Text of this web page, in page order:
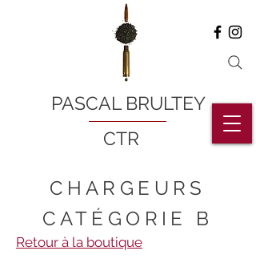
PASCAL BRULTEY
CTR
CHARGEURS
CATÉGORIE B
Retour à la boutique